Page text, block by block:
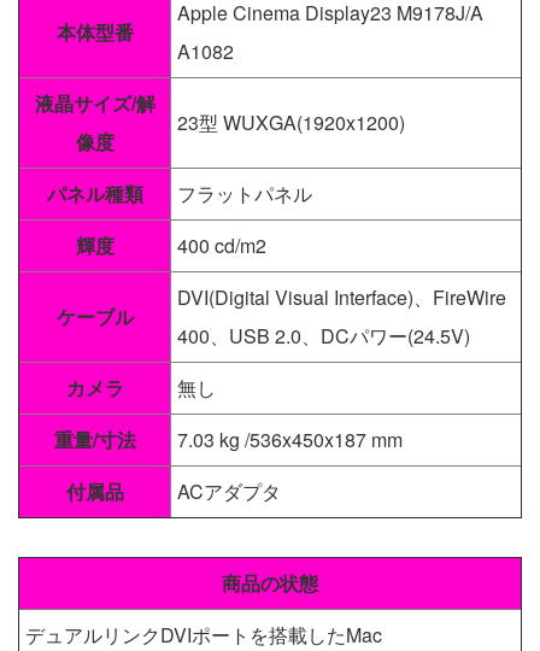
本体型番
Apple Cinema Display23 M9178J/A
A1082
液晶サイズ/解
像度
23型 WUXGA(1920x1200)
パネル種類
フラットパネル
輝度
400 cd/m2
ケーブル
DVI(Digital Visual Interface)、FireWire
400、USB 2.0、DCパワー(24.5V)
カメラ
無し
重量/寸法
7.03 kg /536x450x187 mm
付属品
ACアダプタ
商品の状態
デュアルリンクDVIポートを搭載したMac